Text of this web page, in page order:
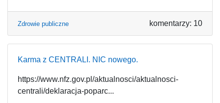
Zdrowie publiczne komentarzy: 10
Karma z CENTRALI. NIC nowego.
https://www.nfz.gov.pl/aktualnosci/aktualnosci-
centrali/deklaracja-poparc...